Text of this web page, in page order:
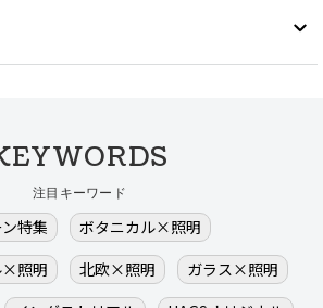
注目キーワード
特集
ボタニカル×照明
×照明
北欧×照明
ガラス×照明